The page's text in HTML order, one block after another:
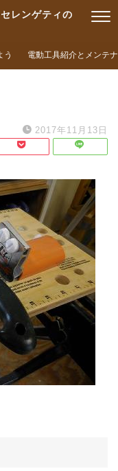
レンゲティの
う 電動工具紹介とメンテ
2017年11月13日